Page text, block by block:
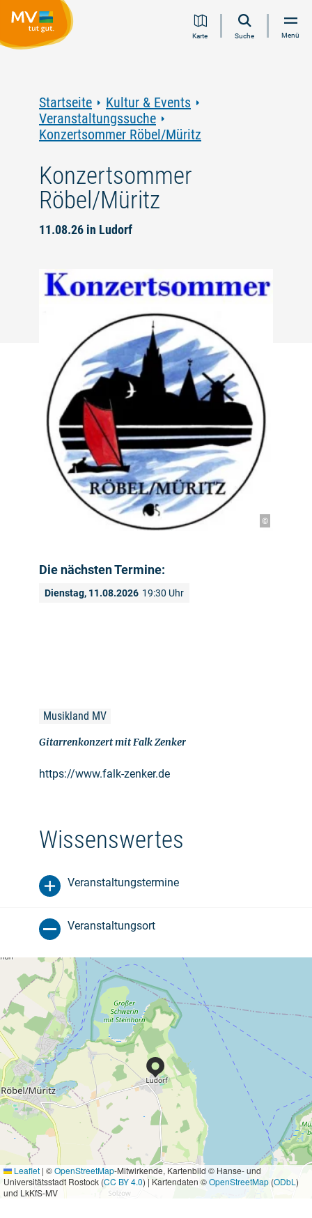
Inhalt
Navigation
Volltextsuche
FooterKarte Suche Menü
Startseite
Kultur & Events
Veranstaltungssuche
Konzertsommer Röbel/Müritz
Konzertsommer
Röbel/Müritz
11.08.26 in Ludorf
©
Die nächsten Termine:
Dienstag, 11.08.2026 19:30 Uhr
Musikland MV
Gitarrenkonzert mit Falk Zenker
https://www.falk-zenker.de
Wissenswertes
Veranstaltungstermine
Veranstaltungsort
Leaflet | ©OpenStreetMap-Mitwirkende, Kartenbild © Hanse- und
Universitätsstadt Rostock (CC BY 4.0) | Kartendaten ©OpenStreetMap(ODbL )
und LkKfS-MV